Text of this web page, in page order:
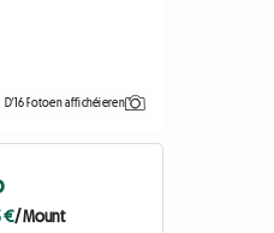
D'16 Fotoen affichéieren
€/ Mount